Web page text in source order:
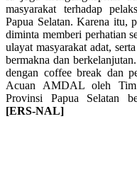
masyarakat terhadap
Papua Selatan. Karena itu,
diminta memberi perhatian
ulayat masyarakat adat,
bermakna dan
dengan coffee break dan
Acuan AMDAL oleh
Provinsi Papua Selatan
[ERS-NAL]